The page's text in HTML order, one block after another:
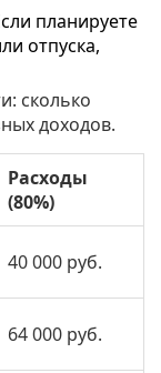
планируете
отпуска,
сколько
доходов.
Расходы
(80%)
40 000 руб.
64 000 руб.